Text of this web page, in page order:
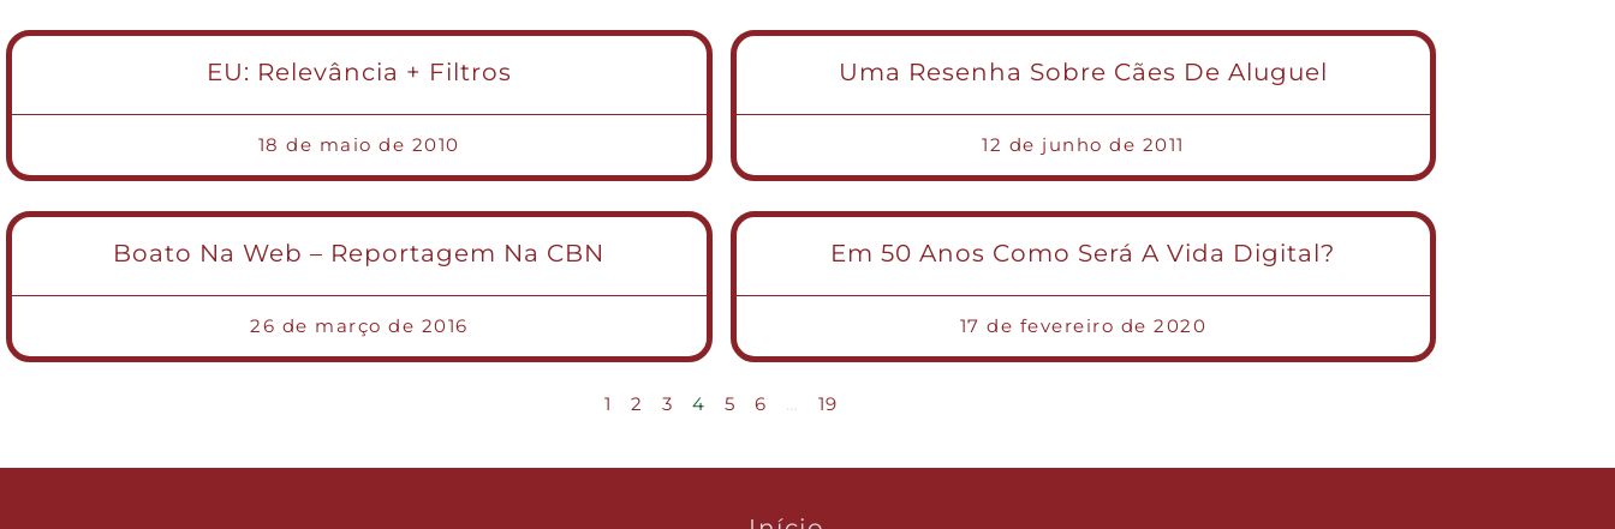
EU: Relevância + Filtros
18 de maio de 2010
Uma Resenha Sobre Cães De Aluguel
12 de junho de 2011
Boato Na Web – Reportagem Na CBN
26 de março de 2016
Em 50 Anos Como Será A Vida Digital?
17 de fevereiro de 2020
1 2 3 4 5 6 … 19